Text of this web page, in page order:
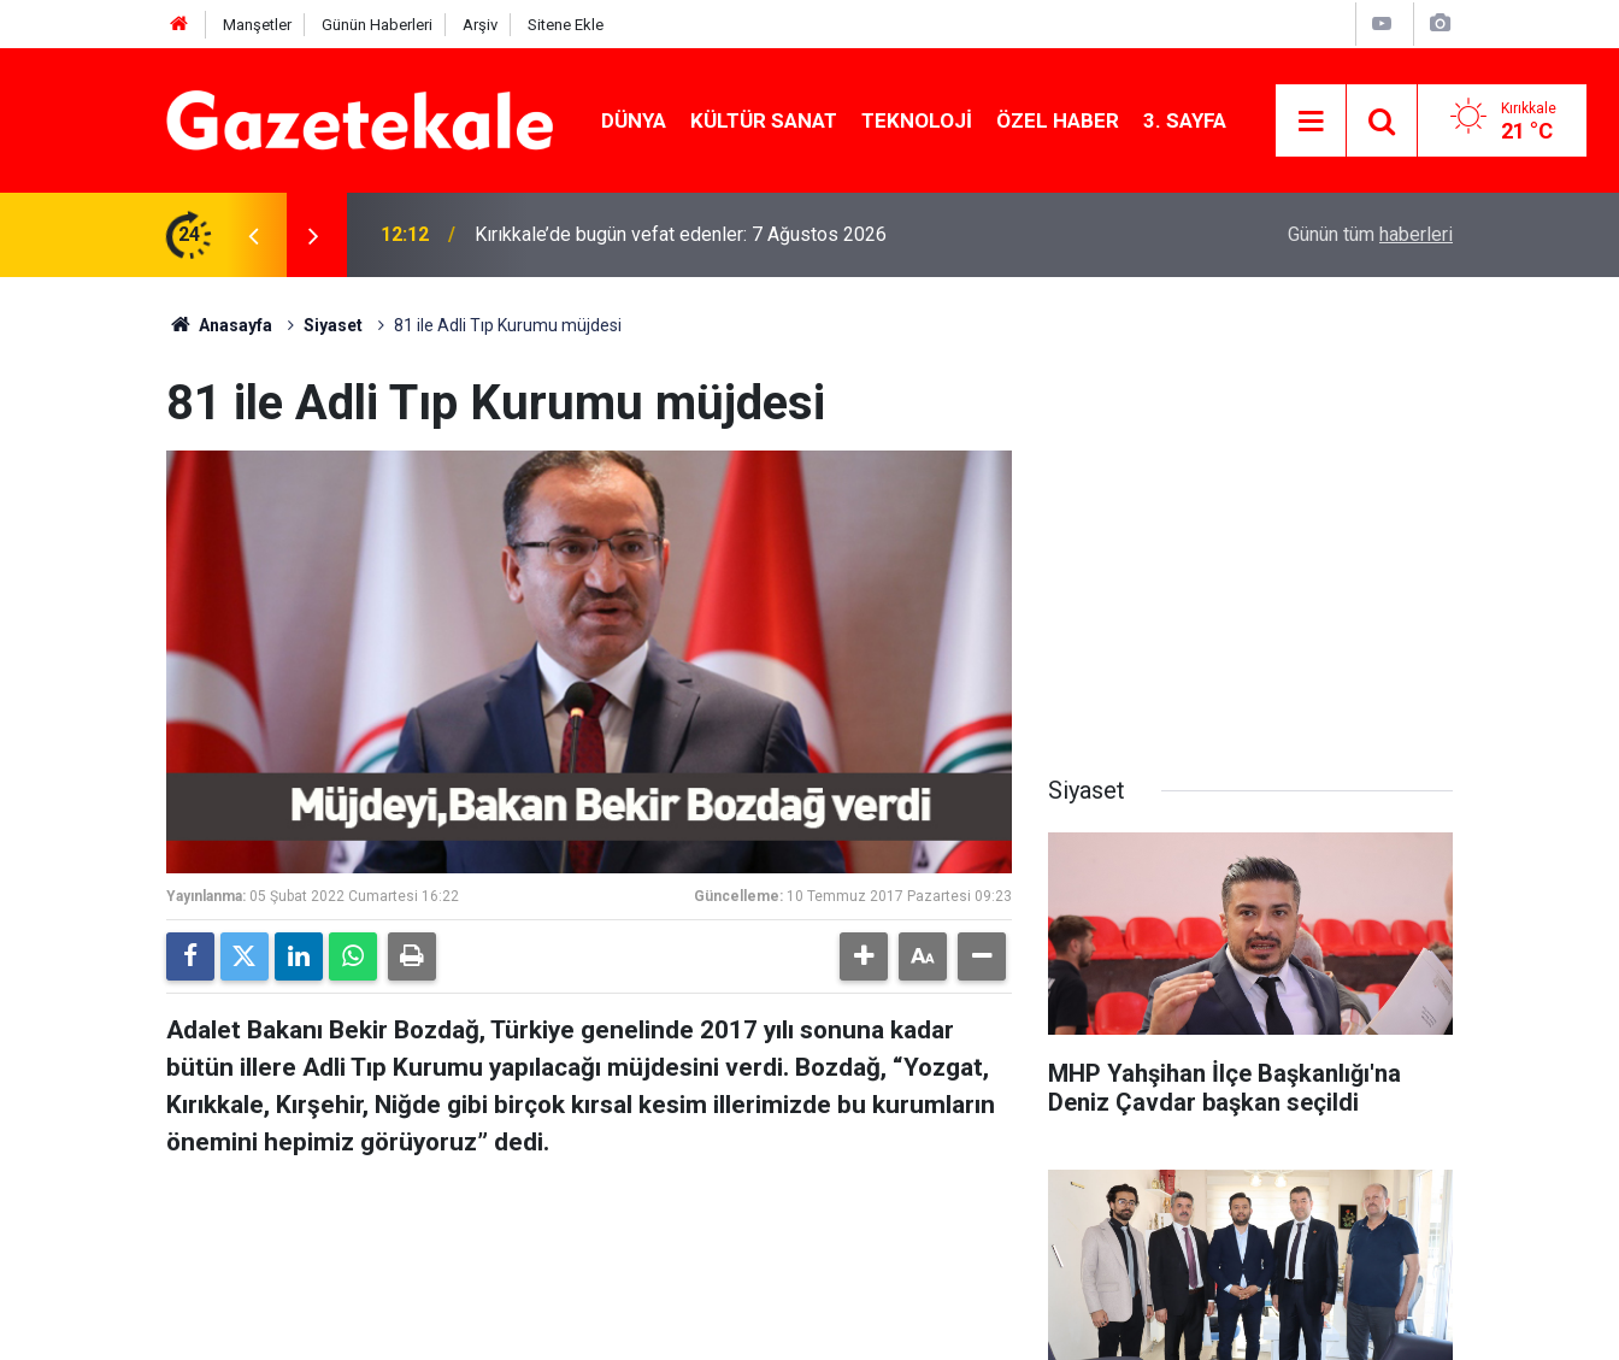
Manşetler Günün Haberleri Arşiv Sitene Ekle
DÜNYA KÜLTÜR SANAT TEKNOLOJI ÖZEL HABER 3. SAYFA Kırıkkale
21 °C
24
karşı denetimler artırıldı 12:12 Kırıkkale’de bugün vefat edenler: 7 Ağustos 2026 MKE’nin Yerli Savunma Teknolojileri Dünya
Günün tüm haberleri
Anasayfa Siyaset 81 ile Adli Tıp Kurumu müjdesi
81 ile Adli Tıp Kurumu müjdesi
Yayınlanma: 05 Şubat 2022 Cumartesi 16:22 Güncelleme: 10 Temmuz 2017 Pazartesi 09:23
Adalet Bakanı Bekir Bozdağ, Türkiye genelinde 2017 yılı sonuna kadar
bütün illere Adli Tıp Kurumu yapılacağı müjdesini verdi. Bozdağ, “Yozgat,
Kırıkkale, Kırşehir, Niğde gibi birçok kırsal kesim illerimizde bu kurumların
önemini hepimiz görüyoruz” dedi.
Siyaset
MHP Yahşihan İlçe Başkanlığı'na
Deniz Çavdar başkan seçildi